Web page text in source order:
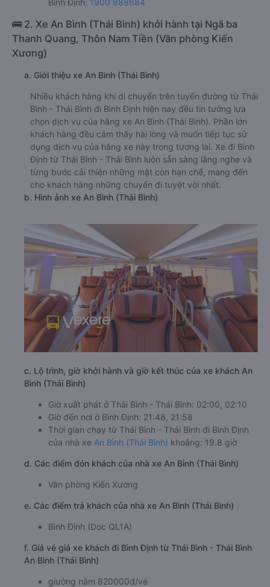
Bình Định: 1900 888684
🚌 2. Xe An Bình (Thái Bình) khởi hành tại Ngã ba
Thanh Quang, Thôn Nam Tiền (Văn phòng Kiến
Xương)
a. Giới thiệu xe An Bình (Thái Bình)
Nhiều khách hàng khi di chuyển trên tuyến đường từ Thái
Bình - Thái Bình đi Bình Định hiện nay đều tin tưởng lựa
chọn dịch vụ của hãng xe An Bình (Thái Bình). Phần lớn
khách hàng đều cảm thấy hài lòng và muốn tiếp tục sử
dụng dịch vụ của hãng xe này trong tương lai. Xe đi Bình
Định từ Thái Bình - Thái Bình luôn sẵn sàng lắng nghe và
từng bước cải thiện những mặt còn hạn chế, mang đến
cho khách hàng những chuyến đi tuyệt vời nhất.
b. Hình ảnh xe An Bình (Thái Bình)
c. Lộ trình, giờ khởi hành và giờ kết thúc của xe khách An
Bình (Thái Bình)
Giờ xuất phát ở Thái Bình - Thái Bình: 02:00, 02:10
Giờ đến nơi ở Bình Định: 21:48, 21:58
Thời gian chạy từ Thái Bình - Thái Bình đi Bình Định
của nhà xe An Bình (Thái Bình) khoảng: 19.8 giờ
d. Các điểm đón khách của nhà xe An Bình (Thái Bình)
Văn phòng Kiến Xương
e. Các điểm trả khách của nhà xe An Bình (Thái Bình)
Bình Định (Dọc QL1A)
f. Giá vé giá xe khách đi Bình Định từ Thái Bình - Thái Bình
An Bình (Thái Bình)
giường nằm 820000đ/vé